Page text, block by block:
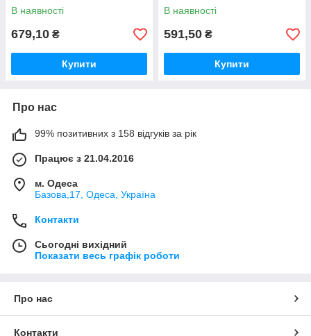
В наявності
679,10 ₴
Купити
В наявності
591,50 ₴
Купити
Про нас
99% позитивних з 158 відгуків за рік
Працює з 21.04.2016
м. Одеса
Базова,17, Одеса, Україна
Контакти
Сьогодні вихідний
Показати весь графік роботи
Про нас
Контакти